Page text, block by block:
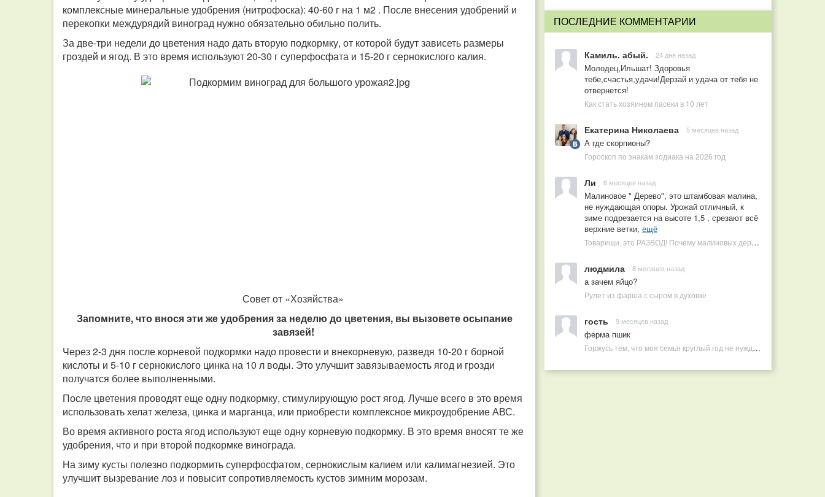
комплексные минеральные удобрения (нитрофоска): 40-60 г на 1 м2 . После внесения удобрений и
перекопки междурядий виноград нужно обязательно обильно полить.
За две-три недели до цветения надо дать вторую подкормку, от которой будут зависеть размеры
гроздей и ягод. В это время используют 20-30 г суперфосфата и 15-20 г сернокислого калия.
Совет от «Хозяйства»
Запомните, что внося эти же удобрения за неделю до цветения, вы вызовете осыпание
завязей!
Через 2-3 дня после корневой подкормки надо провести и внекорневую, разведя 10-20 г борной
кислоты и 5-10 г сернокислого цинка на 10 л воды. Это улучшит завязываемость ягод и грозди
получатся более выполненными.
После цветения проводят еще одну подкормку, стимулирующую рост ягод. Лучше всего в это время
использовать хелат железа, цинка и марганца, или приобрести комплексное микроудобрение АВС.
Во время активного роста ягод используют еще одну корневую подкормку. В это время вносят те же
удобрения, что и при второй подкормке винограда.
На зиму кусты полезно подкормить суперфосфатом, сернокислым калием или калимагнезией. Это
улучшит вызревание лоз и повысит сопротивляемость кустов зимним морозам.
ПОСЛЕДНИЕ КОММЕНТАРИИ
Камиль. абый. 24 дня назад
Молодец,Ильшат! Здоровья
тебе,счастья,удачи!Дерзай и удача от тебя не
отвернется!
Как стать хозяином пасеки в 10 лет
Екатерина Николаева 5 месяцев назад
А где скорпионы?
Гороскоп по знакам зодиака на 2026 год
Ли 6 месяцев назад
Малиновое " Дерево", это штамбовая малина,
не нуждающая опоры. Урожай отличный, к
зиме подрезается на высоте 1,5 , срезают всё
верхние ветки, ещё
Товарищи, это РАЗВОД! Почему малиновых деревьев не бывает, или Как ушлые продавцы наживаются на мечтах садоводов
людмила 8 месяцев назад
а зачем яйцо?
Рулет из фарша с сыром в духовке
гость 9 месяцев назад
ферма пшик
Горжусь тем, что моя семья круглый год не нуждается в покупных витаминах